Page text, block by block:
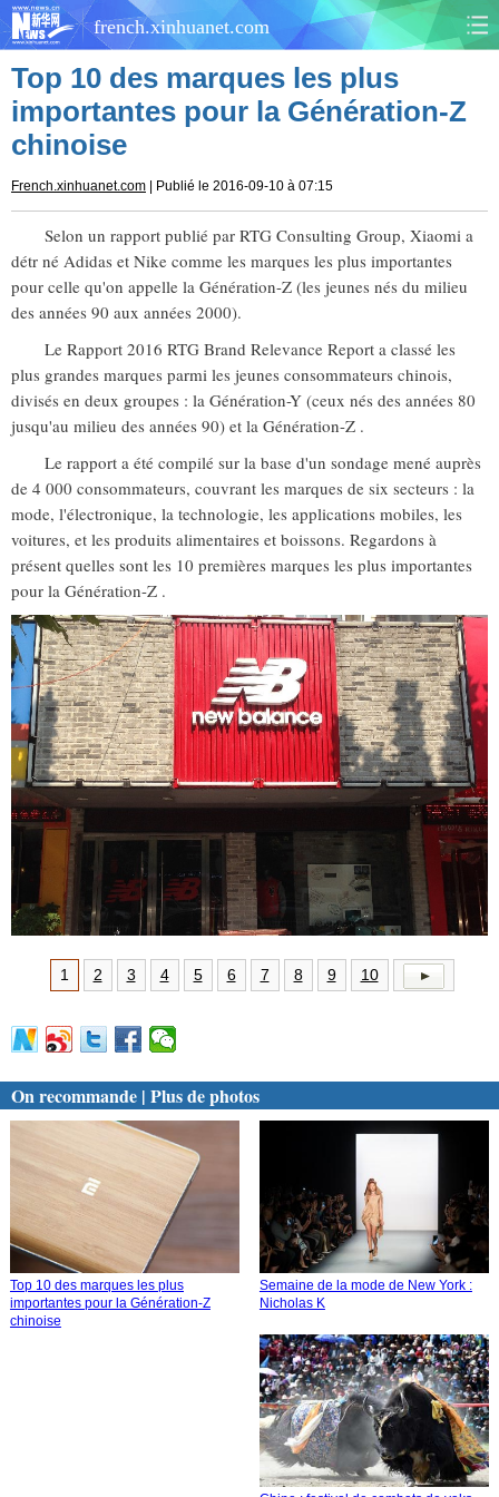
french.xinhuanet.com
CHINE MONDE
AFRIQUE
CULTURE
SANTÉ SPORTS
SCI&TECH
TOURISME DOCUMENTS
DOSSIERS PHOTOS
VIDÉOS
Top 10 des marques les plus
importantes pour la Génération-Z
chinoise
French.xinhuanet.com | Publié le 2016-09-10 à 07:15
Selon un rapport publié par RTG Consulting Group, Xiaomi a
détr né Adidas et Nike comme les marques les plus importantes
pour celle qu'on appelle la Génération-Z (les jeunes nés du milieu
des années 90 aux années 2000).
Le Rapport 2016 RTG Brand Relevance Report a classé les
plus grandes marques parmi les jeunes consommateurs chinois,
divisés en deux groupes : la Génération-Y (ceux nés des années 80
jusqu'au milieu des années 90) et la Génération-Z .
Le rapport a été compilé sur la base d'un sondage mené auprès
de 4 000 consommateurs, couvrant les marques de six secteurs : la
mode, l'électronique, la technologie, les applications mobiles, les
voitures, et les produits alimentaires et boissons. Regardons à
présent quelles sont les 10 premières marques les plus importantes
pour la Génération-Z .
1 2 3 4 5 6 7 8 9 10
On recommande | Plus de photos
Top 10 des marques les plus
importantes pour la Génération-Z
chinoise
Semaine de la mode de New York :
Nicholas K